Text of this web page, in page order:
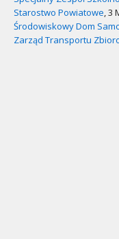
Starostwo Powiatowe, 3
Środowiskowy Dom
Zarząd Transportu